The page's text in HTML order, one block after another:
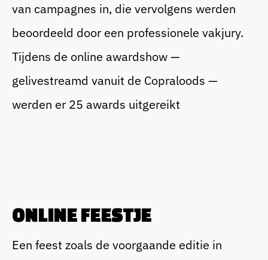
Corporate Festival
van campagnes in, die vervolgens werden
beoordeeld door een professionele vakjury.
Tijdens de online awardshow —
gelivestreamd vanuit de Copraloods —
werden er 25 awards uitgereikt
ONLINE FEESTJE
Een feest zoals de voorgaande editie in